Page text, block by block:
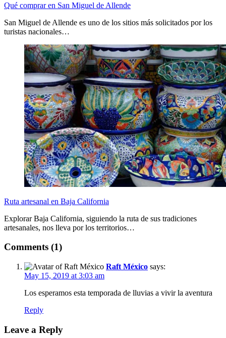
Qué comprar en San Miguel de Allende
San Miguel de Allende es uno de los sitios más solicitados por los
turistas nacionales…
Ruta artesanal en Baja California
Explorar Baja California, siguiendo la ruta de sus tradiciones
artesanales, nos lleva por los territorios…
Comments (1)
Raft México says:
May 15, 2019 at 3:03 am
Los esperamos esta temporada de lluvias a vivir la aventura
Reply
Leave a Reply